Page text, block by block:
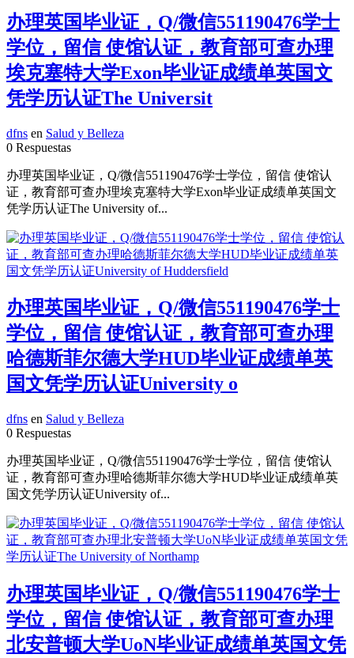
办理英国毕业证，Q/微信551190476学士
学位，留信 使馆认证，教育部可查办理
埃克塞特大学Exon毕业证成绩单英国文
凭学历认证The Universit
dfns en Salud y Belleza
0 Respuestas
办理英国毕业证，Q/微信551190476学士学位，留信 使馆认
证，教育部可查办理埃克塞特大学Exon毕业证成绩单英国文
凭学历认证The University of...
办理英国毕业证，Q/微信551190476学士
学位，留信 使馆认证，教育部可查办理
哈德斯菲尔德大学HUD毕业证成绩单英
国文凭学历认证University o
dfns en Salud y Belleza
0 Respuestas
办理英国毕业证，Q/微信551190476学士学位，留信 使馆认
证，教育部可查办理哈德斯菲尔德大学HUD毕业证成绩单英
国文凭学历认证University of...
办理英国毕业证，Q/微信551190476学士
学位，留信 使馆认证，教育部可查办理
北安普顿大学UoN毕业证成绩单英国文凭